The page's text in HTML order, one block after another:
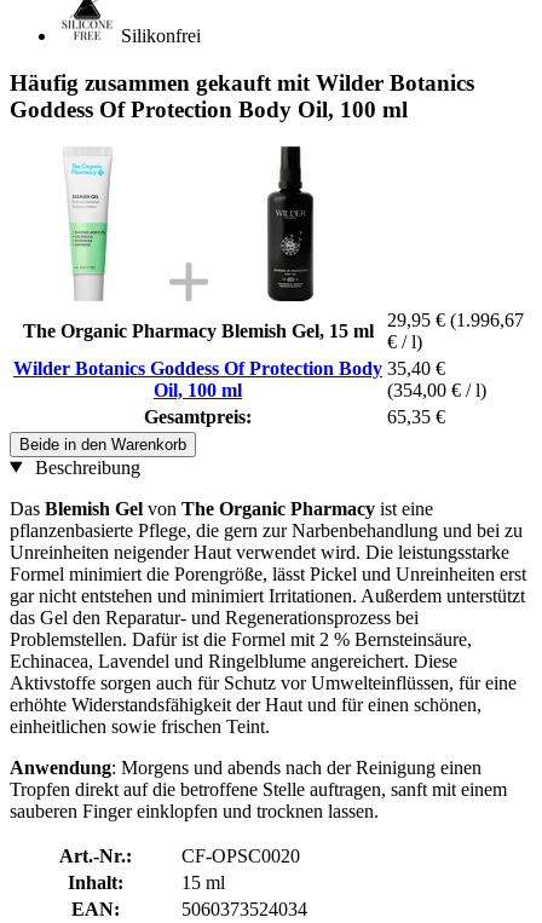
Silikonfrei
Häufig zusammen gekauft mit Wilder Botanics
Goddess Of Protection Body Oil, 100 ml
The Organic Pharmacy Blemish Gel, 15 ml
29,95 € (1.996,67
€ / l)
Wilder Botanics Goddess Of Protection Body
Oil, 100 ml
35,40 €
(354,00 € / l)
Gesamtpreis:
65,35 €
Beide in den Warenkorb
Beschreibung
Das Blemish Gel von The Organic Pharmacy ist eine
pflanzenbasierte Pflege, die gern zur Narbenbehandlung und bei zu
Unreinheiten neigender Haut verwendet wird. Die leistungsstarke
Formel minimiert die Porengröße, lässt Pickel und Unreinheiten erst
gar nicht entstehen und minimiert Irritationen. Außerdem unterstützt
das Gel den Reparatur- und Regenerationsprozess bei
Problemstellen. Dafür ist die Formel mit 2 % Bernsteinsäure,
Echinacea, Lavendel und Ringelblume angereichert. Diese
Aktivstoffe sorgen auch für Schutz vor Umwelteinflüssen, für eine
erhöhte Widerstandsfähigkeit der Haut und für einen schönen,
einheitlichen sowie frischen Teint.
Anwendung: Morgens und abends nach der Reinigung einen
Tropfen direkt auf die betroffene Stelle auftragen, sanft mit einem
sauberen Finger einklopfen und trocknen lassen.
Art.-Nr.:
CF-OPSC0020
Inhalt:
15 ml
EAN:
5060373524034